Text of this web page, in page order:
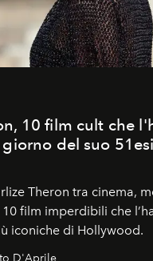
10 film cult che
giorno del suo
Theron tra cinema,
film imperdibili che
iconiche di Hollywood.